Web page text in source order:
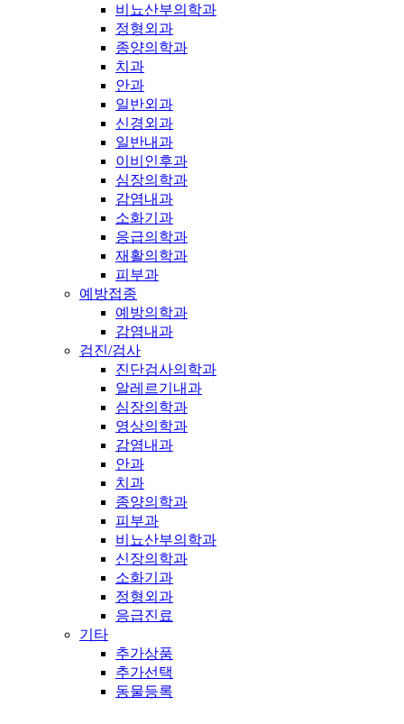
비뇨산부의학과
정형외과
종양의학과
치과
안과
일반외과
신경외과
일반내과
이비인후과
심장의학과
감염내과
소화기과
응급의학과
재활의학과
피부과
예방접종
예방의학과
감염내과
검진/검사
진단검사의학과
알레르기내과
심장의학과
영상의학과
감염내과
안과
치과
종양의학과
피부과
비뇨산부의학과
신장의학과
소화기과
정형외과
응급진료
기타
추가상품
추가선택
동물등록